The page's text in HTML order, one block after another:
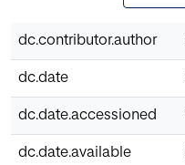
dc.contributor.author
dc.date
dc.date.accessioned
dc.date.available